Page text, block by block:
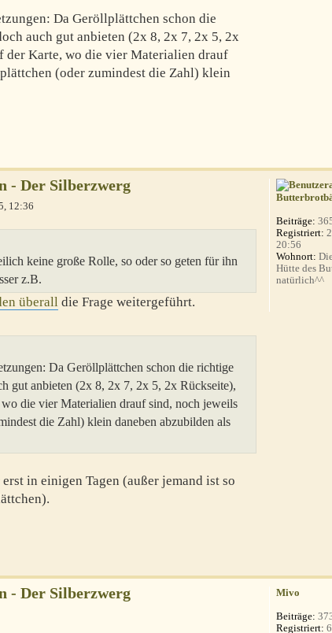
Da Geröllplättchen schon die
auch gut anbieten (2x 8, 2x 7, 2x 5, 2x
der Karte, wo die vier Materialien drauf
(oder zumindest die Zahl) klein
- Der Silberzwerg
12:36
keine große Rolle, so oder so geten für ihn
z.B.
überall die Frage weitergeführt.
Da Geröllplättchen schon die richtige
gut anbieten (2x 8, 2x 7, 2x 5, 2x Rückseite),
die vier Materialien drauf sind, noch jeweils
die Zahl) klein daneben abzubilden als
in einigen Tagen (außer jemand ist so
Beiträge:
Registriert:
20:56
Wohnort:
Hütte des
natürlich^^
- Der Silberzwerg
Mivo
Beiträge:
Registriert: